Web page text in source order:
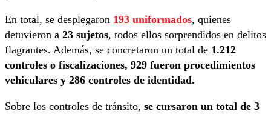
En total, se desplegaron 193 uniformados, quienes
detuvieron a 23 sujetos, todos ellos sorprendidos en delitos
flagrantes. Además, se concretaron un total de 1.212
controles o fiscalizaciones, 929 fueron procedimientos
vehiculares y 286 controles de identidad.
Sobre los controles de tránsito, se cursaron un total de 3